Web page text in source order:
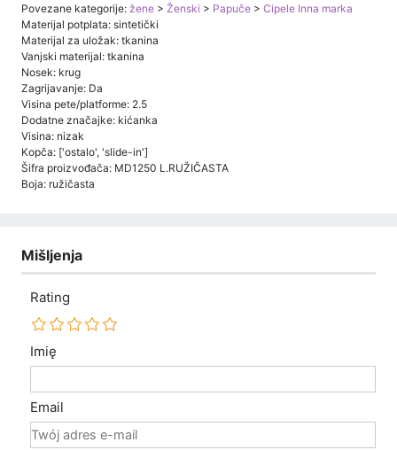
Povezane kategorije: žene > Ženski > Papuče > Cipele Inna marka
Materijal potplata: sintetički
Materijal za uložak: tkanina
Vanjski materijal: tkanina
Nosek: krug
Zagrijavanje: Da
Visina pete/platforme: 2.5
Dodatne značajke: kićanka
Visina: nizak
Kopča: ['ostalo', 'slide-in']
Šifra proizvođača: MD1250 L.RUŽIČASTA
Boja: ružičasta
Mišljenja
Rating
Imię
Email